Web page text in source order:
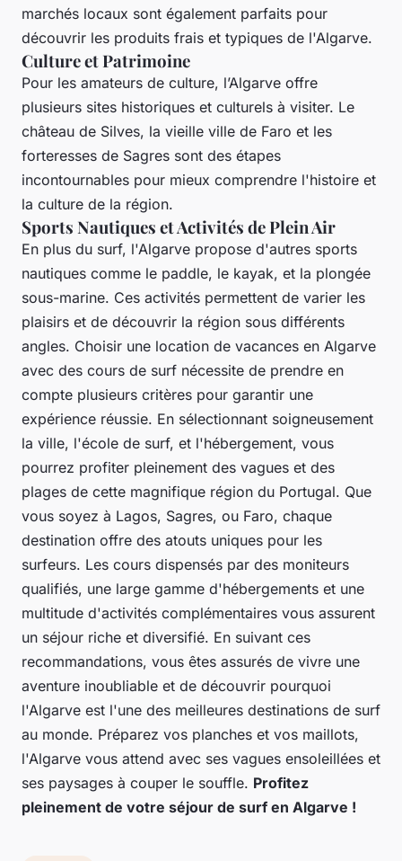
marchés locaux sont également parfaits pour
découvrir les produits frais et typiques de l'Algarve.
Culture et Patrimoine
Pour les amateurs de culture, l’Algarve offre
plusieurs sites historiques et culturels à visiter. Le
château de Silves, la vieille ville de Faro et les
forteresses de Sagres sont des étapes
incontournables pour mieux comprendre l'histoire et
la culture de la région.
Sports Nautiques et Activités de Plein Air
En plus du surf, l'Algarve propose d'autres sports
nautiques comme le paddle, le kayak, et la plongée
sous-marine. Ces activités permettent de varier les
plaisirs et de découvrir la région sous différents
angles. Choisir une location de vacances en Algarve
avec des cours de surf nécessite de prendre en
compte plusieurs critères pour garantir une
expérience réussie. En sélectionnant soigneusement
la ville, l'école de surf, et l'hébergement, vous
pourrez profiter pleinement des vagues et des
plages de cette magnifique région du Portugal. Que
vous soyez à Lagos, Sagres, ou Faro, chaque
destination offre des atouts uniques pour les
surfeurs. Les cours dispensés par des moniteurs
qualifiés, une large gamme d'hébergements et une
multitude d'activités complémentaires vous assurent
un séjour riche et diversifié. En suivant ces
recommandations, vous êtes assurés de vivre une
aventure inoubliable et de découvrir pourquoi
l'Algarve est l'une des meilleures destinations de surf
au monde. Préparez vos planches et vos maillots,
l'Algarve vous attend avec ses vagues ensoleillées et
ses paysages à couper le souffle. Profitez
pleinement de votre séjour de surf en Algarve !